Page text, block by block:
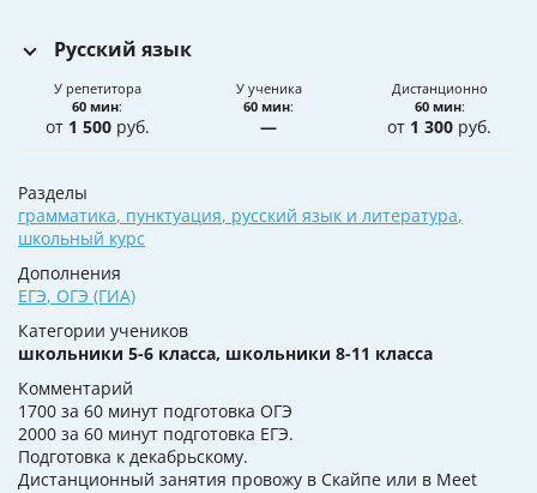
Русский язык
У репетитора
60 мин:
от 1 500руб.
У ученика
60 мин:
—
Дистанционно
60 мин:
от 1 300 руб.
Разделы
грамматика, пунктуация, русский язык и литература,
школьный курс
Дополнения
ЕГЭ, ОГЭ (ГИА)
Категории учеников
школьники 5-6 класса, школьники 8-11 класса
Комментарий
1700 за 60 минут подготовка ОГЭ
2000 за 60 минут подготовка ЕГЭ.
Подготовка к декабрьскому.
Дистанционный занятия провожу в Скайпе или в Meet